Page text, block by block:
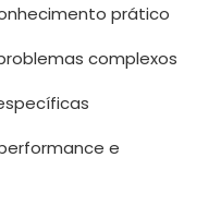
prático
complexos
e